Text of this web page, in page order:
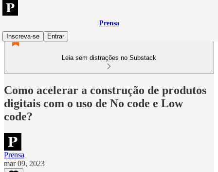
Prensa
Inscreva-se
Entrar
Leia sem distrações no Substack
Como acelerar a construção de produtos
digitais com o uso de No code e Low
code?
Prensa
mar 09, 2023